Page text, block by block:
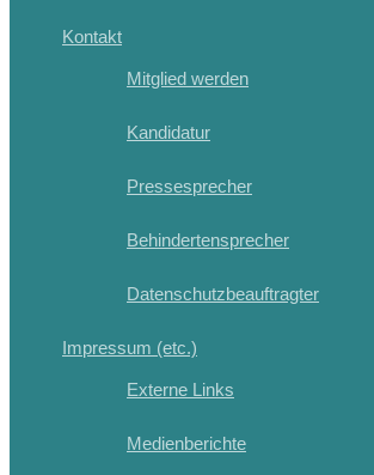
Kontakt
Mitglied werden
Kandidatur
Pressesprecher
Behindertensprecher
Datenschutzbeauftragter
Impressum (etc.)
Externe Links
Medienberichte